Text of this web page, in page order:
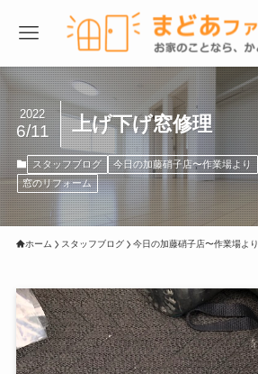
上げ下げ窓修理
2022
6/11
スタッフブログ 今日の加藤硝子店〜作業場より
窓のリフォーム
ホーム スタッフブログ 今日の加藤硝子店〜作業場より